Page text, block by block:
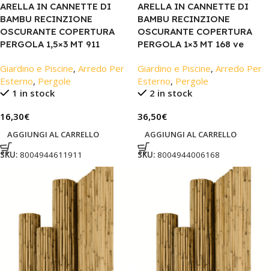
ARELLA IN CANNETTE DI
BAMBU RECINZIONE
OSCURANTE COPERTURA
PERGOLA 1,5×3 MT 911
Giardino e Piscine, Arredo Per
Esterno, Pergole
1 in stock
16,30€
AGGIUNGI AL CARRELLO
SKU: 8004944611911
ARELLA IN CANNETTE DI
BAMBU RECINZIONE
OSCURANTE COPERTURA
PERGOLA 1×3 MT 168 ve
Giardino e Piscine, Arredo Per
Esterno, Pergole
2 in stock
36,50€
AGGIUNGI AL CARRELLO
SKU: 8004944006168